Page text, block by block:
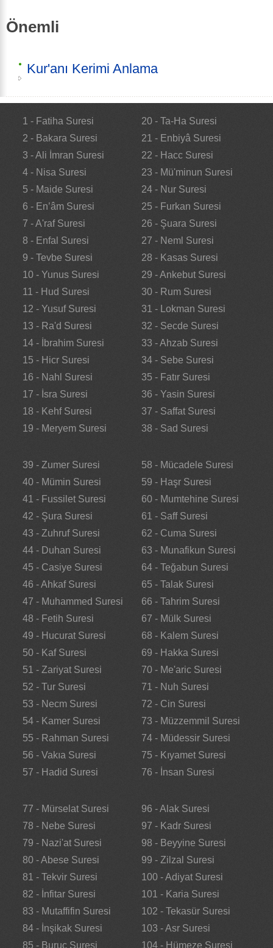
Önemli
Kur'anı Kerimi Anlama
1 - Fatiha Suresi
2 - Bakara Suresi
3 - Ali İmran Suresi
4 - Nisa Suresi
5 - Maide Suresi
6 - En’âm Suresi
7 - A'raf Suresi
8 - Enfal Suresi
9 - Tevbe Suresi
10 - Yunus Suresi
11 - Hud Suresi
12 - Yusuf Suresi
13 - Ra'd Suresi
14 - İbrahim Suresi
15 - Hicr Suresi
16 - Nahl Suresi
17 - İsra Suresi
18 - Kehf Suresi
19 - Meryem Suresi
20 - Ta-Ha Suresi
21 - Enbiyâ Suresi
22 - Hacc Suresi
23 - Mü'minun Suresi
24 - Nur Suresi
25 - Furkan Suresi
26 - Şuara Suresi
27 - Neml Suresi
28 - Kasas Suresi
29 - Ankebut Suresi
30 - Rum Suresi
31 - Lokman Suresi
32 - Secde Suresi
33 - Ahzab Suresi
34 - Sebe Suresi
35 - Fatır Suresi
36 - Yasin Suresi
37 - Saffat Suresi
38 - Sad Suresi
39 - Zumer Suresi
40 - Mümin Suresi
41 - Fussilet Suresi
42 - Şura Suresi
43 - Zuhruf Suresi
44 - Duhan Suresi
45 - Casiye Suresi
46 - Ahkaf Suresi
47 - Muhammed Suresi
48 - Fetih Suresi
49 - Hucurat Suresi
50 - Kaf Suresi
51 - Zariyat Suresi
52 - Tur Suresi
53 - Necm Suresi
54 - Kamer Suresi
55 - Rahman Suresi
56 - Vakıa Suresi
57 - Hadid Suresi
58 - Mücadele Suresi
59 - Haşr Suresi
60 - Mumtehine Suresi
61 - Saff Suresi
62 - Cuma Suresi
63 - Munafikun Suresi
64 - Teğabun Suresi
65 - Talak Suresi
66 - Tahrim Suresi
67 - Mülk Suresi
68 - Kalem Suresi
69 - Hakka Suresi
70 - Me'aric Suresi
71 - Nuh Suresi
72 - Cin Suresi
73 - Müzzemmil Suresi
74 - Müdessir Suresi
75 - Kıyamet Suresi
76 - İnsan Suresi
77 - Mürselat Suresi
78 - Nebe Suresi
79 - Nazi'at Suresi
80 - Abese Suresi
81 - Tekvir Suresi
82 - İnfitar Suresi
83 - Mutaffifin Suresi
84 - İnşikak Suresi
85 - Buruc Suresi
96 - Alak Suresi
97 - Kadr Suresi
98 - Beyyine Suresi
99 - Zilzal Suresi
100 - Adiyat Suresi
101 - Karia Suresi
102 - Tekasür Suresi
103 - Asr Suresi
104 - Hümeze Suresi